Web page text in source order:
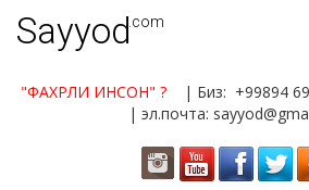
Sayyod.com
"ФАХРЛИ ИНСОН" ?
| Биз: +99894
| эл.почта: